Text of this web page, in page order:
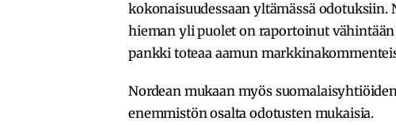
kokonaisuudessaan yltämässä odotuksiin.
hieman yli puolet on raportoinut
pankki toteaa aamun
Nordean mukaan myös
enemmistön osalta odotusten mukaisia.